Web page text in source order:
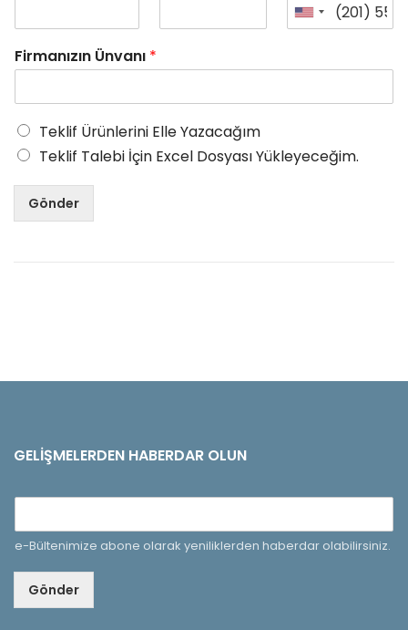
Firmanızın Ünvanı *
Teklif Ürünlerini Elle Yazacağım
Teklif Talebi İçin Excel Dosyası Yükleyeceğim.
Gönder
GELIŞMELERDEN HABERDAR OLUN
e-Bültenimize abone olarak yeniliklerden haberdar olabilirsiniz.
Gönder